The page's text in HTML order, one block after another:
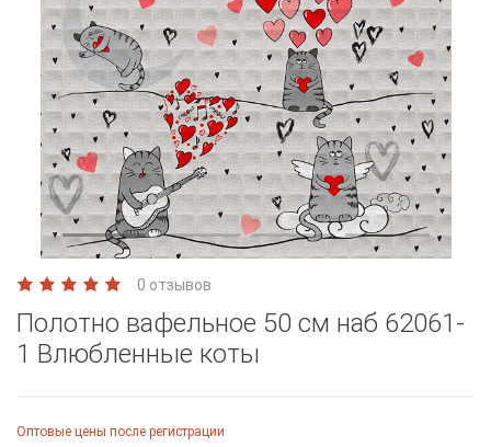
0 отзывов
Полотно вафельное 50 см наб 62061-
1 Влюбленные коты
Оптовые цены после регистрации